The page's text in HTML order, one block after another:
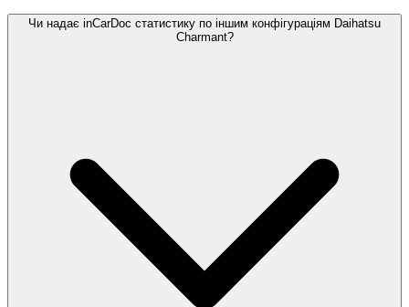
Чи надає inCarDoc статистику по іншим конфігураціям Daihatsu
Charmant?